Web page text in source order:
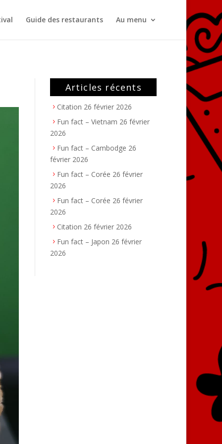
Guide des restaurants Au menu
Articles récents
Citation 26 février 2026
Fun fact – Vietnam 26 février
2026
Fun fact – Cambodge 26
février 2026
Fun fact – Corée 26 février
2026
Fun fact – Corée 26 février
2026
Citation 26 février 2026
Fun fact – Japon 26 février
2026